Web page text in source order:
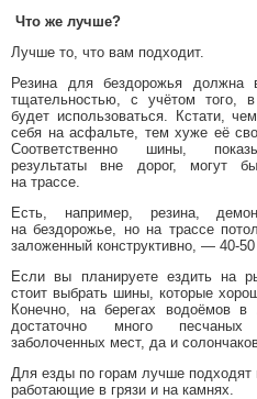
Что же лучше?
Лучше то, что вам подходит.
Резина для бездорожья должна
тщательностью, с учётом того,
будет использоваться. Кстати,
себя на асфальте, тем хуже её
Соответственно шины,
результаты вне дорог, могут
на трассе.
Есть, например, резина,
на бездорожье, но на трассе
заложенный конструктивно, — 40-
Если вы планируете ездить на
стоит выбрать шины, которые
Конечно, на берегах водоёмов в
достаточно много
заболоченных мест, да и
Для езды по горам лучше
работающие в грязи и на камнях.